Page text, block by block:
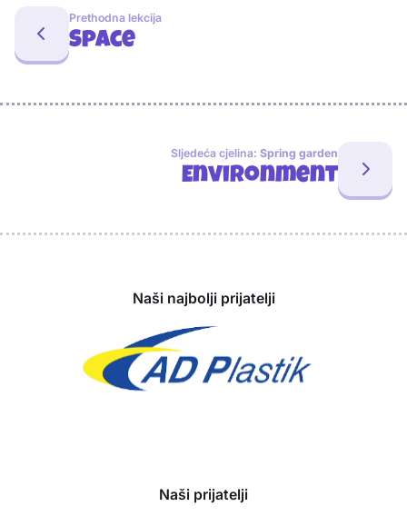
Prethodna lekcija
Space
Sljedeća cjelina: Spring garden
Environment
Naši najbolji prijatelji
Naši prijatelji